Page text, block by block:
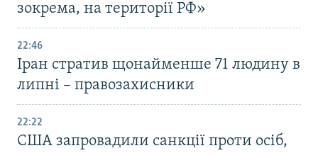
зокрема, на території РФ»
22:46
Іран стратив щонайменше 71 людину в
липні – правозахисники
22:22
США запровадили санкції проти осіб,